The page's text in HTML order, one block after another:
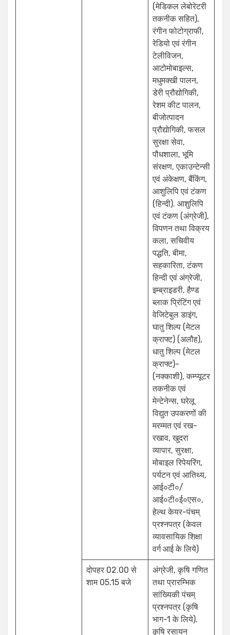
(मेडिकल लेबोरेटरी
तकनीक सहित),
रंगीन फोटोग्राफी,
रेडियो एवं रंगीन
टेलीविजन,
आटोमोबाइल्स,
मधुमक्खी पालन,
डेरी प्रौद्योगिकी,
रेशम कीट पालन,
बीजोत्पादन
प्रौद्योगिकी, फसल
सुरक्षा सेवा,
पौधशाला, भूमि
संरक्षण, एकाउन्टेन्सी
एवं अंकेक्षण, बैंकिंग,
आशुलिपि एवं टंकण
(हिन्दी). आशुलिपि
एवं टंकण (अंग्रेजी),
विपणन तथा विक्रय
कला, सचिवीय
पद्धति, बीमा,
सहकारिता, टंकण
हिन्दी एवं अंग्रेजी,
इम्ब्राइडरी, हैण्ड
ब्लाक प्रिंटिंग एवं
वेजिटेबुल डाइंग,
घातु शिल्प (मेटल
क्राफ्ट) (अलौह),
धातु शिल्प (मेटल
क्राफ्ट)-
(नक्काशी), कम्प्यूटर
तकनीक एवं
मेन्टेनेन्स, घरेलू
विद्युत उपकरणों की
मरम्मत एवं रख-
रखाव, खुदरा
व्यापार, सुरक्षा,
मोबाइल रिपेयरिंग,
पर्यटन एवं आतिथ्य,
आई०टी०/
आई०टी०ई०एस०,
हेल्थ केयर-पंचम्
प्रश्नपत्र (केवल
व्यावसायिक शिक्षा
वर्ग आई के लिये)
दोपहर 02.00 से
शाम 05.15 बजे
अंग्रेजी, कृषि गणित
तथा प्रारम्भिक
सांख्यिकी पंचम्
प्रश्नपत्र (कृषि
भाग-1 के लिये).
कृषि रसायन